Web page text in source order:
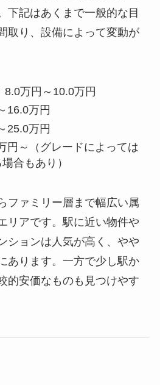
下記はあくまで一般的な目
取り、設備によって変動が
8.0万円～10.0万円
16.0万円
25.0万円
円～（グレードによっては
合もあり）
ファミリー層まで幅広い属
リアです。駅に近い物件や
ションは人気が高く、やや
あります。一方で少し駅か
的安価なものも見つけやす